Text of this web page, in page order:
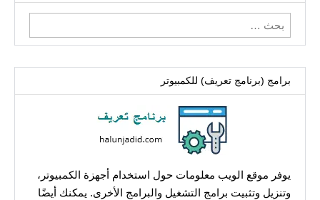
البحث
عن:
برامج (برنامج تعريف) للكمبيوتر
يوفر موقع الويب معلومات حول استخدام أجهزة الكمبيوتر،
وتنزيل وتثبيت برامج التشغيل والبرامج الأخرى. يمكنك أيضًا